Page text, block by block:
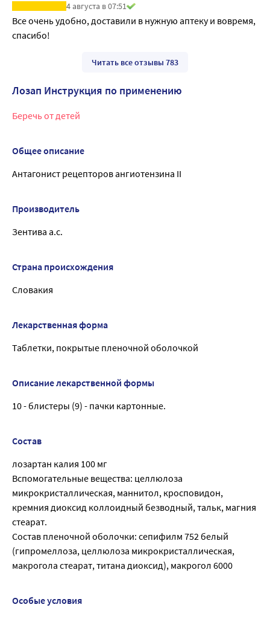
4 августа в 07:51
Все очень удобно, доставили в нужную аптеку и вовремя,
спасибо!
Читать все отзывы 783
Лозап Инструкция по применению
Беречь от детей
Общее описание
Антагонист рецепторов ангиотензина II
Производитель
Зентива а.с.
Страна происхождения
Словакия
Лекарственная форма
Таблетки, покрытые пленочной оболочкой
Описание лекарственной формы
10 - блистеры (9) - пачки картонные.
Состав
лозартан калия 100 мг
Вспомогательные вещества: целлюлоза
микрокристаллическая, маннитол, кросповидон,
кремния диоксид коллоидный безводный, тальк, магния
стеарат.
Состав пленочной оболочки: сепифилм 752 белый
(гипромеллоза, целлюлоза микрокристаллическая,
макрогола стеарат, титана диоксид), макрогол 6000
Особые условия